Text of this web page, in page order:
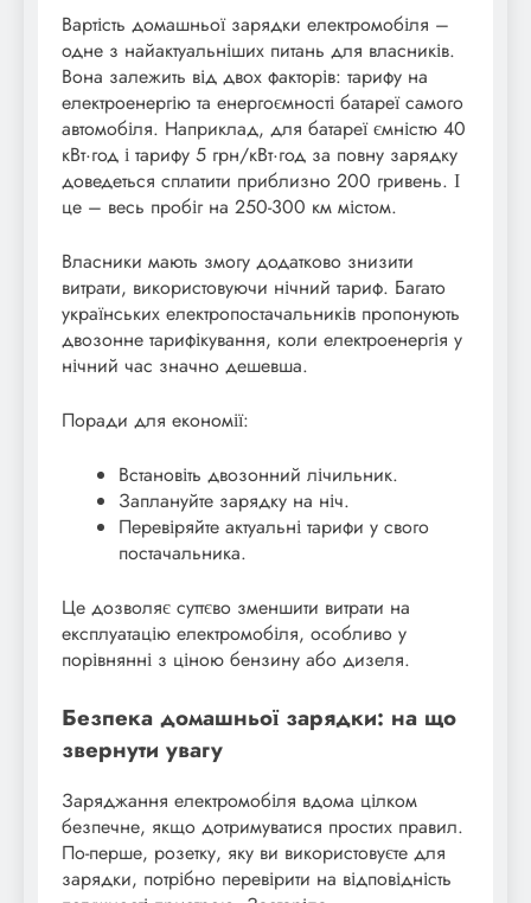
Вартість домашньої зарядки електромобіля –
одне з найактуальніших питань для власників.
Вона залежить від двох факторів: тарифу на
електроенергію та енергоємності батареї самого
автомобіля. Наприклад, для батареї ємністю 40
кВт·год і тарифу 5 грн/кВт·год за повну зарядку
доведеться сплатити приблизно 200 гривень. І
це – весь пробіг на 250-300 км містом.
Власники мають змогу додатково знизити
витрати, використовуючи нічний тариф. Багато
українських електропостачальників пропонують
двозонне тарифікування, коли електроенергія у
нічний час значно дешевша.
Поради для економії:
Встановіть двозонний лічильник.
Заплануйте зарядку на ніч.
Перевіряйте актуальні тарифи у свого
постачальника.
Це дозволяє суттєво зменшити витрати на
експлуатацію електромобіля, особливо у
порівнянні з ціною бензину або дизеля.
Безпека домашньої зарядки: на що
звернути увагу
Заряджання електромобіля вдома цілком
безпечне, якщо дотримуватися простих правил.
По-перше, розетку, яку ви використовуєте для
зарядки, потрібно перевірити на відповідність